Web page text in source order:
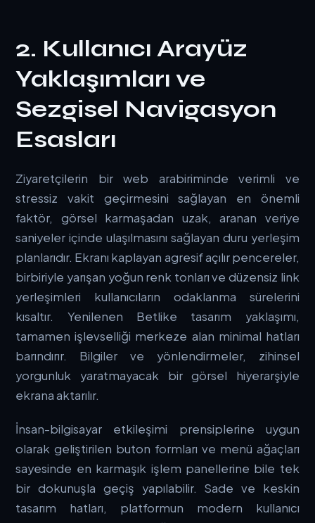
2. Kullanıcı Arayüz
Yaklaşımları ve
Sezgisel Navigasyon
Esasları
Ziyaretçilerin bir web arabiriminde verimli ve
stressiz vakit geçirmesini sağlayan en önemli
faktör, görsel karmaşadan uzak, aranan veriye
saniyeler içinde ulaşılmasını sağlayan duru yerleşim
planlarıdır. Ekranı kaplayan agresif açılır pencereler,
birbiriyle yarışan yoğun renk tonları ve düzensiz link
yerleşimleri kullanıcıların odaklanma sürelerini
kısaltır. Yenilenen Betlike tasarım yaklaşımı,
tamamen işlevselliği merkeze alan minimal hatları
barındırır. Bilgiler ve yönlendirmeler, zihinsel
yorgunluk yaratmayacak bir görsel hiyerarşiyle
ekrana aktarılır.
İnsan-bilgisayar etkileşimi prensiplerine uygun
olarak geliştirilen buton formları ve menü ağaçları
sayesinde en karmaşık işlem panellerine bile tek
bir dokunuşla geçiş yapılabilir. Sade ve keskin
tasarım hatları, platformun modern kullanıcı